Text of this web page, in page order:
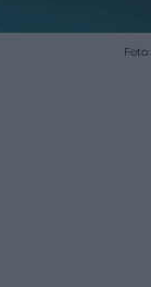
Foto: